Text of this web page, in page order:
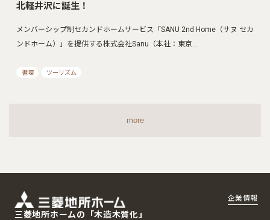
北軽井沢に誕生！
メンバーシップ制セカンドホームサービス「SANU 2nd Home（サヌ セカ
ンドホーム）」を提供する株式会社Sanu（本社：東京…
循環 ツーリズム
more
三菱地所ホームの「木造木質化」
企業情報